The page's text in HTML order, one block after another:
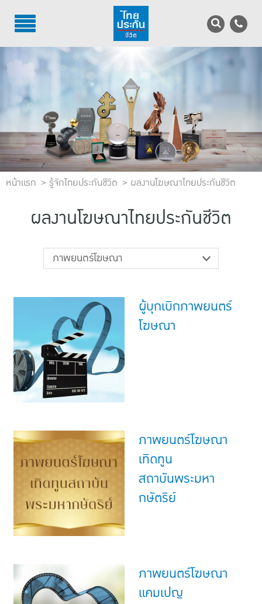
TH EN
บริการลูกค้า
บริการตัวแทน
รู้จักไทยประกันชีวิต
นักลงทุนสัมพันธ์
เพื่อสังคมไทย
ติดต่อไทยประกันชีวิต
แบบประกันทั้งหมด
แบบประกันที่เหมาะกับช่วงอายุ
เปรียบเทียบแบบประกัน
เลือกแบบประกันที่เหมาะกับคุณ
TL Learning Center
หน้าแรก รู้จักไทยประกันชีวิต ผลงานโฆษณาไทยประกันชีวิต
ผลงานโฆษณาไทยประกันชีวิต
ภาพยนตร์โฆษณา
ผู้บุกเบิกภาพยนตร์
โฆษณา
ภาพยนตร์โฆษณา
เทิดทูน
สถาบันพระมหา
กษัตริย์
ภาพยนตร์โฆษณา
แคมเปญ